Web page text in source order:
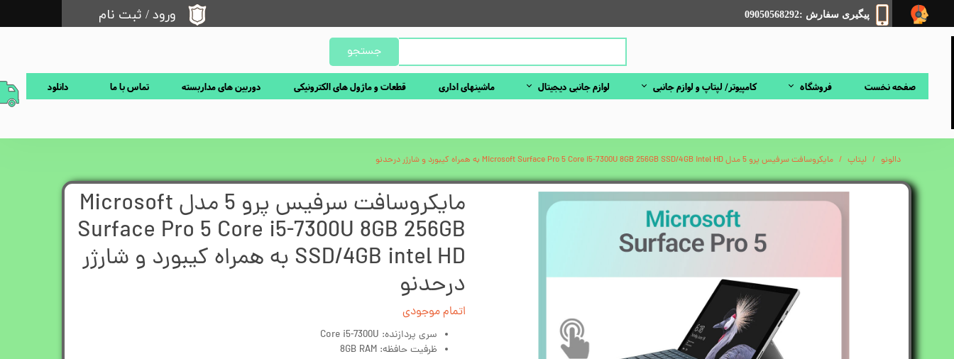
پیگیری سفارش :09050568292
جستجو
صفحه نخست فروشگاه کامپیوتر/ لپتاپ و لوازم جانبی لوازم جانبی دیجیتال ماشینهای اداری قطعات و ماژول های الکترونیکی دوربین های مداربسته تماس با ما دانلود
ورود / ثبت نام
سفارشات
دالونو لپتاپ مایکروسافت سرفیس پرو 5 مدل Microsoft Surface Pro 5 Core i5-7300U 8GB 256GB SSD/4GB intel HD به همراه کیبورد و شارژر درحدنو
مایکروسافت سرفیس پرو 5 مدل Microsoft
Surface Pro 5 Core i5-7300U 8GB 256GB
SSD/4GB intel HD به همراه کیبورد و شارژر
درحدنو
اتمام موجودی
سری پردازنده: Core i5-7300U
ظرفیت حافظه: 8GB RAM